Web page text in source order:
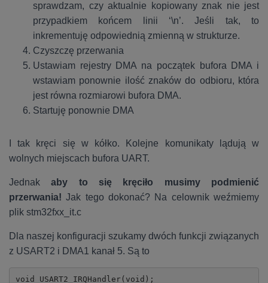
sprawdzam, czy aktualnie kopiowany znak nie jest
przypadkiem końcem linii ‘\n’. Jeśli tak, to
inkrementuję odpowiednią zmienną w strukturze.
Czyszczę przerwania
Ustawiam rejestry DMA na początek bufora DMA i
wstawiam ponownie ilość znaków do odbioru, która
jest równa rozmiarowi bufora DMA.
Startuję ponownie DMA
I tak kręci się w kółko. Kolejne komunikaty lądują w
wolnych miejscach bufora UART.
Jednak aby to się kręciło musimy podmienić
przerwania!Jak tego dokonać? Na celownik weźmiemy
plik stm32fxx_it.c
Dla naszej konfiguracji szukamy dwóch funkcji związanych
z USART2 i DMA1 kanał 5. Są to
void USART2_IRQHandler(void);